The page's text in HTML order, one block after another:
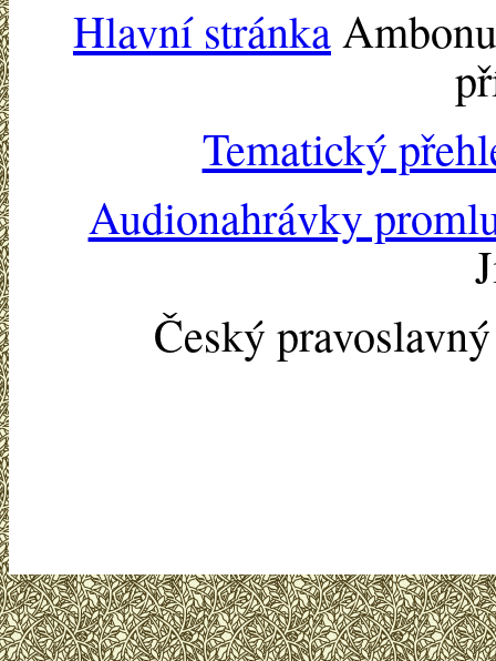
Hlavní stránka
Tematický
Audionahrávky
Český